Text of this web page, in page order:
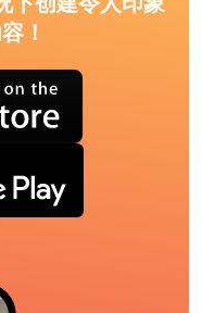
！